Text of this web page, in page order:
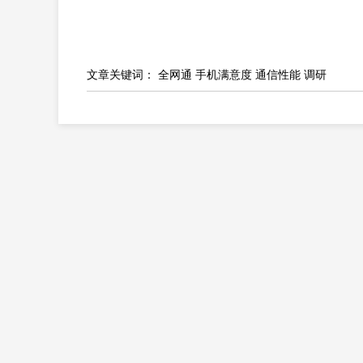
文章关键词： 全网通 手机满意度 通信性能 调研